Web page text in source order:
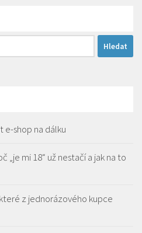
e-shop na dálku
„je mi 18“ už nestačí a jak na to
z jednorázového kupce